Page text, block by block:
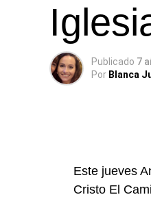
Publicado 7
Por Blanca
Este jueves
Cristo El